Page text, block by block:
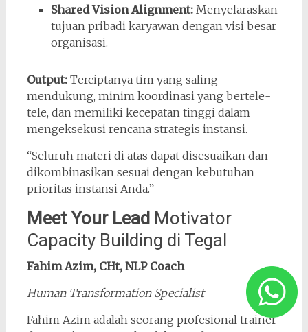
Shared Vision Alignment:Menyelaraskan
tujuan pribadi karyawan dengan visi besar
organisasi.
Output:Terciptanya tim yang saling
mendukung, minim koordinasi yang bertele-
tele, dan memiliki kecepatan tinggi dalam
mengeksekusi rencana strategis instansi.
“Seluruh materi di atas dapat disesuaikan dan
dikombinasikan sesuai dengan kebutuhan
prioritas instansi Anda.”
Meet Your Lead Motivator
Capacity Building di Tegal
Fahim Azim, CHt, NLP Coach
Human Transformation Specialist
Fahim Azim adalah seorang profesional trainer